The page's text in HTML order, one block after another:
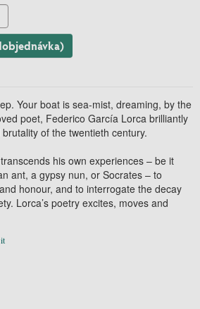
(predobjednávka)
Your boat is sea-mist, dreaming, by the
poet, Federico García Lorca brilliantly
of the twentieth century.
his own experiences – be it
ant, a gypsy nun, or Socrates – to
honour, and to interrogate the decay
Lorca’s poetry excites, moves and